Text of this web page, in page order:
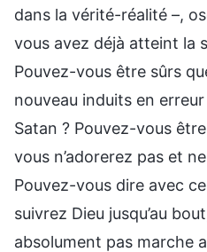
dans la vérité-réalité –,
vous avez déjà atteint la
Pouvez-vous être sûrs
nouveau induits en
Satan ? Pouvez-vous
vous n’adorerez pas et
Pouvez-vous dire avec
suivrez Dieu jusqu’au
absolument pas marche